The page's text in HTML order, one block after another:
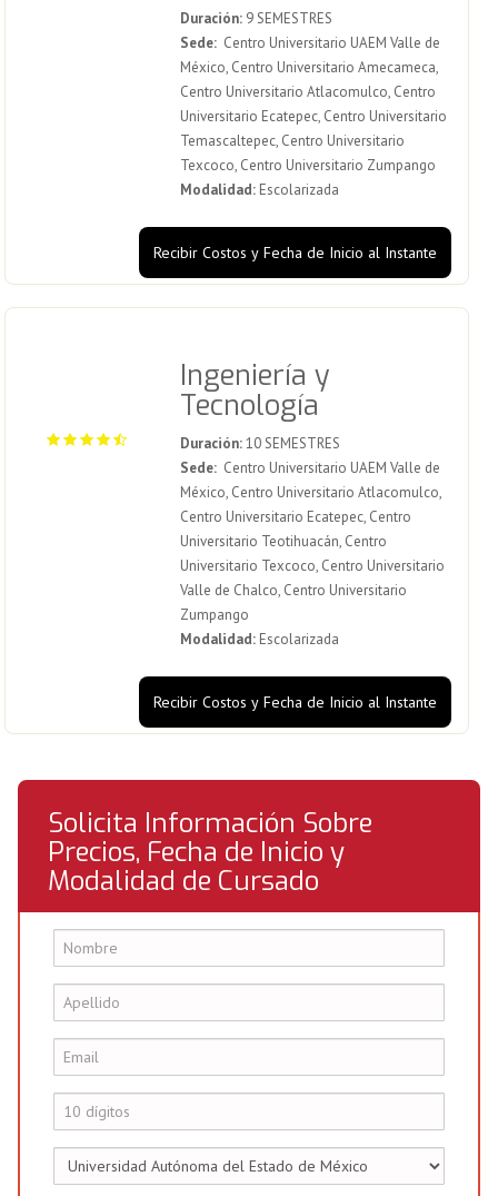
Duración:9 SEMESTRES
Sede:Centro Universitario UAEM Valle de
México, Centro Universitario Amecameca,
Centro Universitario Atlacomulco, Centro
Universitario Ecatepec, Centro Universitario
Temascaltepec, Centro Universitario
Texcoco, Centro Universitario Zumpango
Modalidad:Escolarizada
Recibir Costos y Fecha de Inicio al Instante
Ingeniería y
Tecnología
Duración:10 SEMESTRES
Sede:Centro Universitario UAEM Valle de
México, Centro Universitario Atlacomulco,
Centro Universitario Ecatepec, Centro
Universitario Teotihuacán, Centro
Universitario Texcoco, Centro Universitario
Valle de Chalco, Centro Universitario
Zumpango
Modalidad:Escolarizada
Recibir Costos y Fecha de Inicio al Instante
Solicita Información Sobre
Precios, Fecha de Inicio y
Modalidad de Cursado